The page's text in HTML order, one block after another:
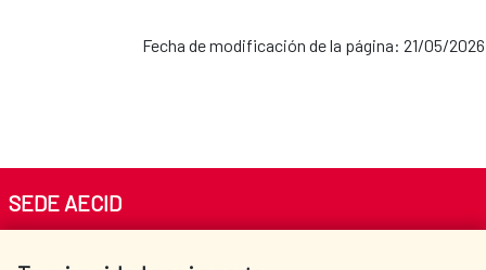
Fecha de modificación de la página: 21/05/2026
SEDE AECID